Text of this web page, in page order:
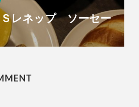
レネップ ソーセー